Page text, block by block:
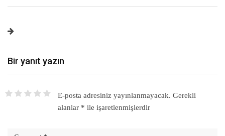
Bir yanıt yazın
E-posta adresiniz yayınlanmayacak. Gerekli
alanlar * ile işaretlenmişlerdir